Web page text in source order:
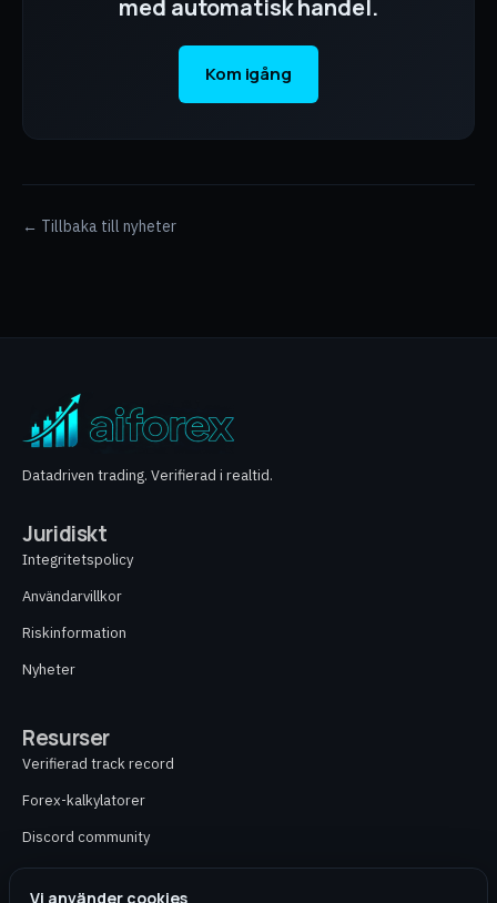
med automatisk handel.
Kom igång
← Tillbaka till nyheter
Vi använder cookies
Datadriven trading. Verifierad i realtid.
Juridiskt
Integritetspolicy
Användarvillkor
Riskinformation
Nyheter
Resurser
Verifierad track record
Forex-kalkylatorer
Discord community
Kontakt